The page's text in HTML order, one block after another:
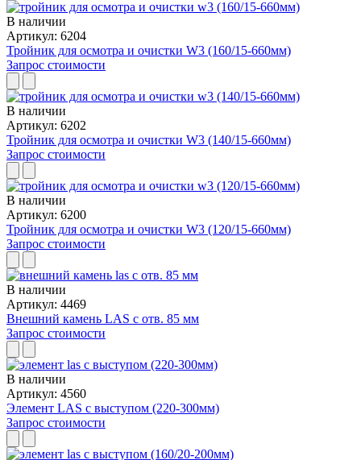
В наличии
Артикул: 6204
Тройник для осмотра и очистки W3 (160/15-660мм)
Запрос стоимости
В наличии
Артикул: 6202
Тройник для осмотра и очистки W3 (140/15-660мм)
Запрос стоимости
В наличии
Артикул: 6200
Тройник для осмотра и очистки W3 (120/15-660мм)
Запрос стоимости
В наличии
Артикул: 4469
Внешний камень LAS с отв. 85 мм
Запрос стоимости
В наличии
Артикул: 4560
Элемент LAS с выступом (220-300мм)
Запрос стоимости